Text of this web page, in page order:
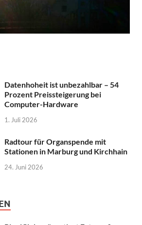
Datenhoheit ist unbezahlbar – 54
Prozent Preissteigerung bei
Computer-Hardware
1. Juli 2026
Radtour für Organspende mit
Stationen in Marburg und Kirchhain
24. Juni 2026